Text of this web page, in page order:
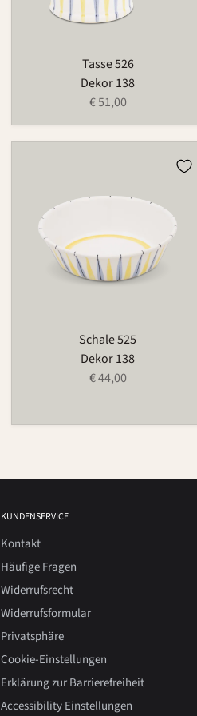
Tasse 526
Dekor 138
€ 51,00
Schale 525
Dekor 138
€ 44,00
KUNDENSERVICE
Kontakt
Häufige Fragen
Widerrufsrecht
Widerrufsformular
Privatsphäre
Cookie-Einstellungen
Erklärung zur Barrierefreiheit
Accessibility Einstellungen